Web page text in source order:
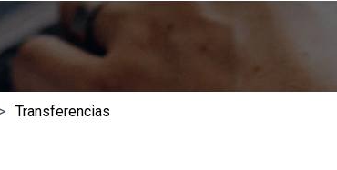
porque el campo de búsqueda está vacío.
Transferencias